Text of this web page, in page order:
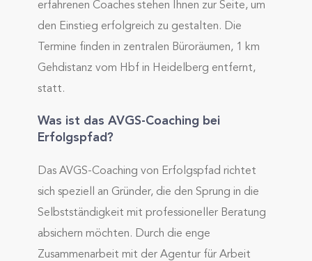
erfahrenen Coaches stehen Ihnen zur Seite, um
den Einstieg erfolgreich zu gestalten. Die
Termine finden in zentralen Büroräumen, 1 km
Gehdistanz vom Hbf in Heidelberg entfernt,
statt.
Was ist das AVGS-Coaching bei
Erfolgspfad?
Das AVGS-Coaching von Erfolgspfad richtet
sich speziell an Gründer, die den Sprung in die
Selbstständigkeit mit professioneller Beratung
absichern möchten. Durch die enge
Zusammenarbeit mit der Agentur für Arbeit